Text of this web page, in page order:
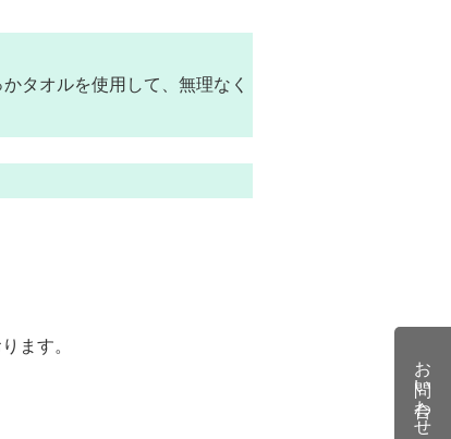
タオルを使用して、無理なく
ます。
お問い合わせ